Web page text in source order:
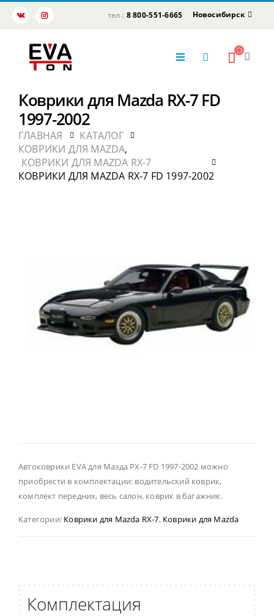
тел.: 8 800-551-6665 Новосибирск
Коврики для Mazda RX-7 FD
1997-2002
ГЛАВНАЯ
КАТАЛОГ
КОВРИКИ ДЛЯ MAZDA,
КОВРИКИ ДЛЯ MAZDA RX-7
КОВРИКИ ДЛЯ MAZDA RX-7 FD 1997-2002
Автоковрики EVA для Мазда РХ-7 FD 1997-2002 можно
приобрести в комплектации: водительский коврик,
комплект передних, весь салон, коврик в багажник.
Категории: Коврики для Mazda RX-7, Коврики для Mazda
Комплектация